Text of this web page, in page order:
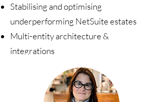
Stabilising and optimising
underperforming NetSuite estates
Multi-entity architecture &
integrations
M&A carve-outs and ERP recovery
Governance, controls, and decision-
grade reporting